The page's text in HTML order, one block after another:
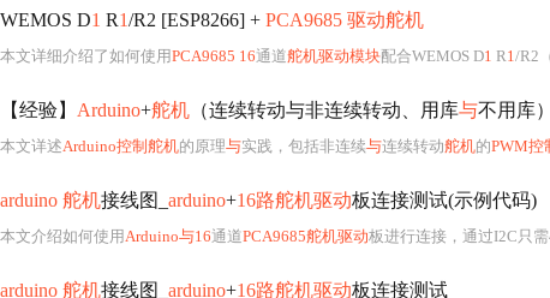
WEMOS D1 R1/R2 [ESP8266] + PCA9685 驱动舵机
本文详细介绍了如何使用PCA9685 16通道舵机驱动模块配合WEMOS D1 R1/R2
【经验】 Arduino+舵机 （连续转动与非连续转动、用库与不用库
本文详述Arduino控制舵机的原理与实践，包括非连续与连续转动舵机的PWM控
arduino 舵机接线图_ arduino+16路舵机驱动板连接测试(示例代码)
本文介绍如何使用Arduino与16通道PCA9685舵机驱动板进行连接，通过I2C只需
arduino 舵机接线图_ arduino+16路舵机驱动板连接测试